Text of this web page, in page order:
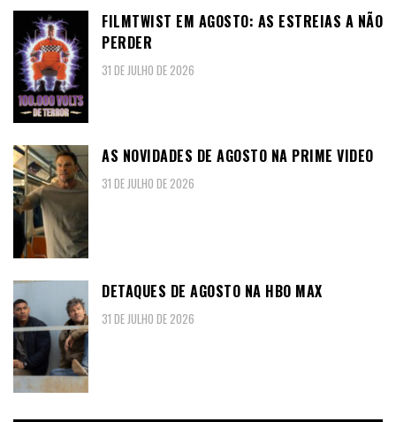
FILMTWIST EM AGOSTO: AS ESTREIAS A NÃO
PERDER
31 DE JULHO DE 2026
AS NOVIDADES DE AGOSTO NA PRIME VIDEO
31 DE JULHO DE 2026
DETAQUES DE AGOSTO NA HBO MAX
31 DE JULHO DE 2026